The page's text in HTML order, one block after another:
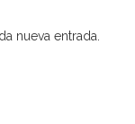
nueva entrada.